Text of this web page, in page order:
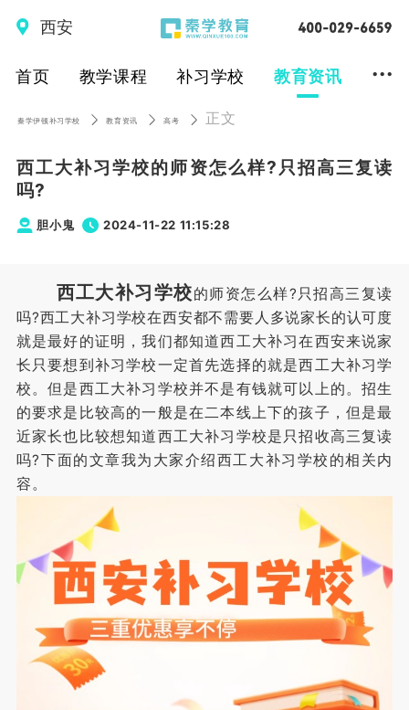
西安
首页 教学课程 补习学校 教育资讯 ...
秦学伊顿补习学校 教育资讯 高考 正文
西工大补习学校的师资怎么样?只招高三复读
吗?
胆小鬼 2024-11-22 11:15:28
西工大补习学校的师资怎么样?只招高三复读
吗?西工大补习学校在西安都不需要人多说家长的认可度
就是最好的证明，我们都知道西工大补习在西安来说家
长只要想到补习学校一定首先选择的就是西工大补习学
校。但是西工大补习学校并不是有钱就可以上的。招生
的要求是比较高的一般是在二本线上下的孩子，但是最
近家长也比较想知道西工大补习学校是只招收高三复读
吗?下面的文章我为大家介绍西工大补习学校的相关内
容。